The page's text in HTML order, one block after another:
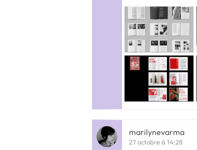
marilynevarma
27 octobre à 14:28